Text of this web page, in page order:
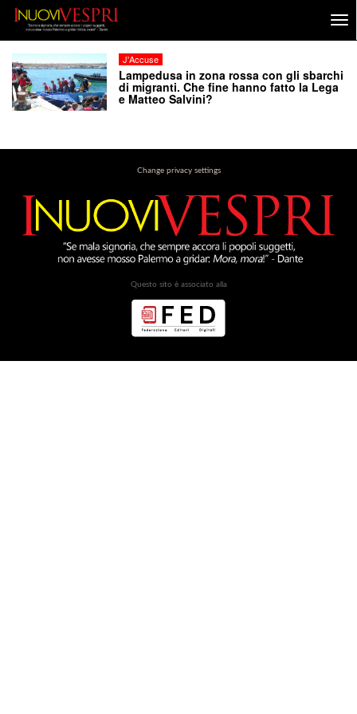
J'Accuse
Lampedusa in zona rossa con gli sbarchi
di migranti. Che fine hanno fatto la Lega
e Matteo Salvini?
Change privacy settings
Questo sito è associato alla